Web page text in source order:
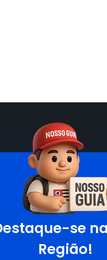
se
Região!